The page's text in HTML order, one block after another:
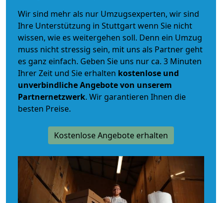
Wir sind mehr als nur Umzugsexperten, wir sind
Ihre Unterstützung in Stuttgart wenn Sie nicht
wissen, wie es weitergehen soll. Denn ein Umzug
muss nicht stressig sein, mit uns als Partner geht
es ganz einfach. Geben Sie uns nur ca. 3 Minuten
Ihrer Zeit und Sie erhalten kostenlose und
unverbindlicheAngebote von unserem
Partnernetzwerk. Wir garantieren Ihnen die
besten Preise.
Kostenlose Angebote erhalten